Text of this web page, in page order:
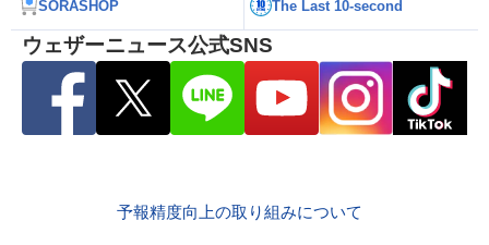
SORASHOP The Last 10-second
ウェザーニュース公式SNS
予報精度向上の取り組みについて